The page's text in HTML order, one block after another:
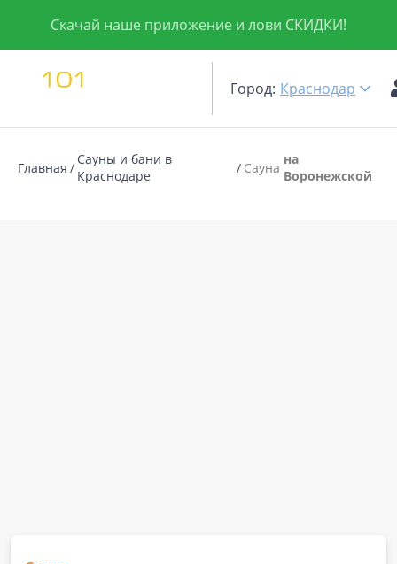
Скачай наше приложение и лови СКИДКИ!
Город: Краснодар
Главная
Сауны и бани в
Краснодаре
Сауна на
Воронежской